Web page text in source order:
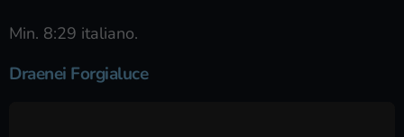
Min. 8:29 italiano.
Draenei Forgialuce